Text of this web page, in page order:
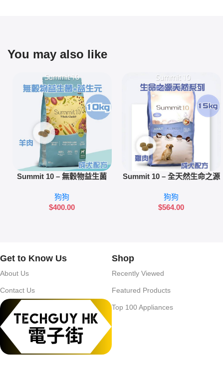
You may also like
加入購物車
Summit 10 – 無穀物益生菌
10kg
狗狗
$400.00
加入購物車
Summit 10 – 全天然生命之源
狗狗
$564.00
Get to Know Us
About Us
Contact Us
Shop
Recently Viewed
Featured Products
Top 100 Appliances